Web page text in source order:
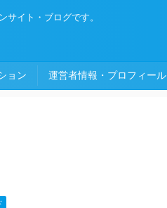
サイト・ブログです。
ョン 運営者情報・プロフィール